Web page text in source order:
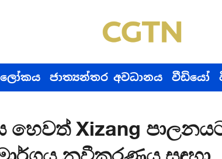
ලෝකය ජාත්‍යන්තර අවධානය වීඩියෝ
Xizang